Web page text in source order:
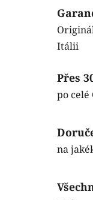
Itálii
Přes
po celé
na